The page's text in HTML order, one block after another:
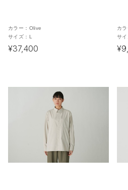
カラー： Olive
サイズ： L
¥37,400
カラ
サイ